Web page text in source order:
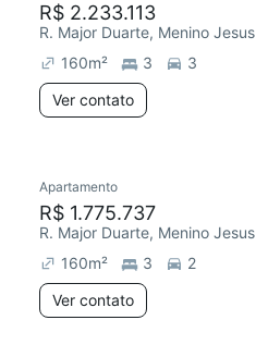
R$ 2.233.113
R. Major Duarte, Menino Jesus
160m² 3
3
Ver contato
Apartamento
R$ 1.775.737
R. Major Duarte, Menino Jesus
160m² 3
2
Ver contato